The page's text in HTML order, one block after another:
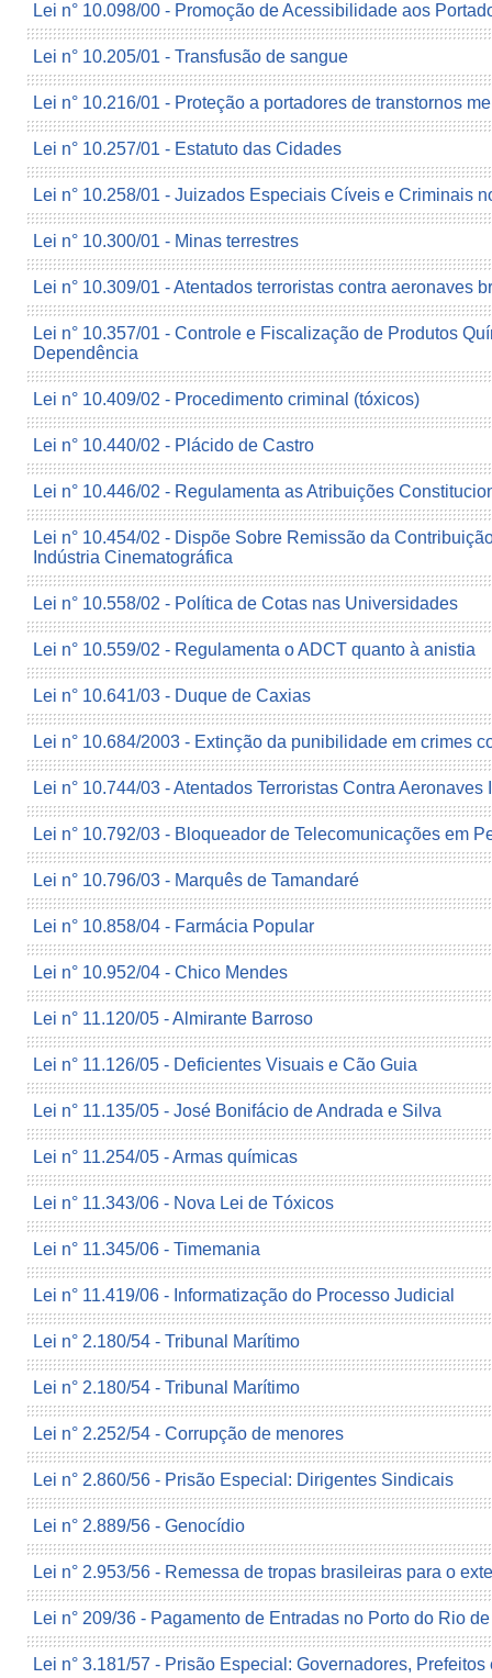
Lei n° 10.098/00 - Promoção de Acessibilidade aos
Lei n° 10.205/01 - Transfusão de sangue
Lei n° 10.216/01 - Proteção a portadores de transtornos
Lei n° 10.257/01 - Estatuto das Cidades
Lei n° 10.258/01 - Juizados Especiais Cíveis e Criminais
Lei n° 10.300/01 - Minas terrestres
Lei n° 10.309/01 - Atentados terroristas contra aeronaves
Lei n° 10.357/01 - Controle e Fiscalização de Produtos
Dependência
Lei n° 10.409/02 - Procedimento criminal (tóxicos)
Lei n° 10.440/02 - Plácido de Castro
Lei n° 10.446/02 - Regulamenta as Atribuições
Lei n° 10.454/02 - Dispõe Sobre Remissão da
Indústria Cinematográfica
Lei n° 10.558/02 - Política de Cotas nas Universidades
Lei n° 10.559/02 - Regulamenta o ADCT quanto à anistia
Lei n° 10.641/03 - Duque de Caxias
Lei n° 10.684/2003 - Extinção da punibilidade em crimes
Lei n° 10.744/03 - Atentados Terroristas Contra Aeronaves
Lei n° 10.792/03 - Bloqueador de Telecomunicações em
Lei n° 10.796/03 - Marquês de Tamandaré
Lei n° 10.858/04 - Farmácia Popular
Lei n° 10.952/04 - Chico Mendes
Lei n° 11.120/05 - Almirante Barroso
Lei n° 11.126/05 - Deficientes Visuais e Cão Guia
Lei n° 11.135/05 - José Bonifácio de Andrada e Silva
Lei n° 11.254/05 - Armas químicas
Lei n° 11.343/06 - Nova Lei de Tóxicos
Lei n° 11.345/06 - Timemania
Lei n° 11.419/06 - Informatização do Processo Judicial
Lei n° 2.180/54 - Tribunal Marítimo
Lei n° 2.180/54 - Tribunal Marítimo
Lei n° 2.252/54 - Corrupção de menores
Lei n° 2.860/56 - Prisão Especial: Dirigentes Sindicais
Lei n° 2.889/56 - Genocídio
Lei n° 2.953/56 - Remessa de tropas brasileiras para o
Lei n° 209/36 - Pagamento de Entradas no Porto do Rio
Lei n° 3.181/57 - Prisão Especial: Governadores, Prefeitos